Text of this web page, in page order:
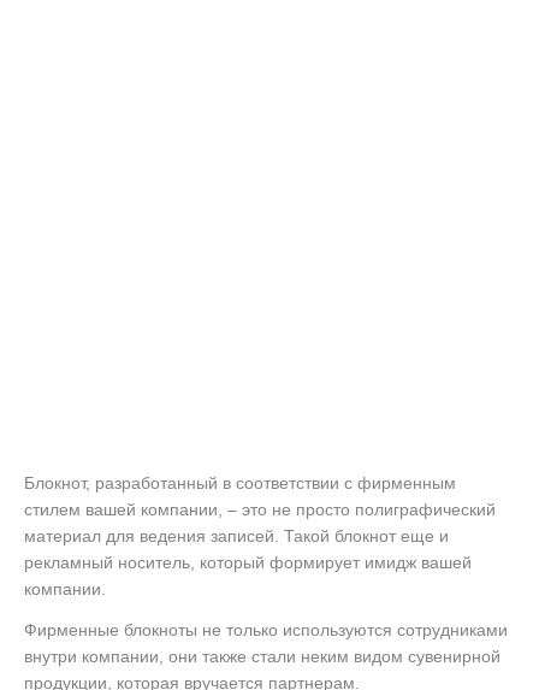
Блокнот, разработанный в соответствии с фирменным
стилем вашей компании, – это не просто полиграфический
материал для ведения записей. Такой блокнот еще и
рекламный носитель, который формирует имидж вашей
компании.
Фирменные блокноты не только используются сотрудниками
внутри компании, они также стали неким видом сувенирной
продукции, которая вручается партнерам.